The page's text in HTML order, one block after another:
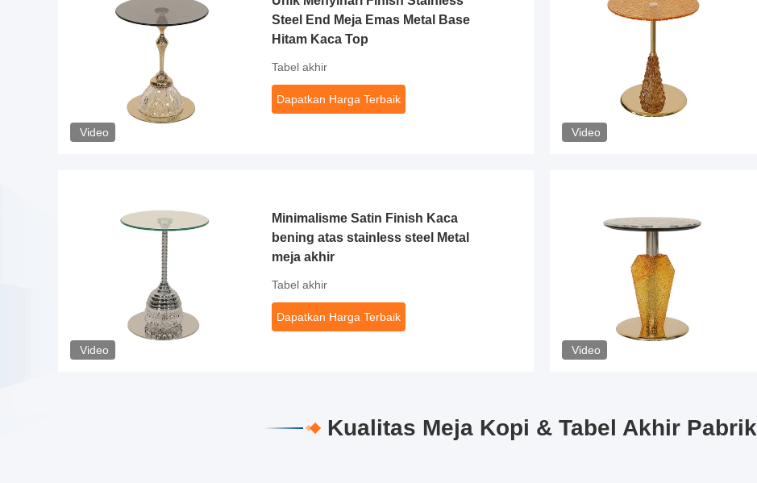
Video
Steel End Meja Emas Metal Base
Hitam Kaca Top
Tabel akhir
Dapatkan Harga Terbaik
Video
Video
Minimalisme Satin Finish Kaca
bening atas stainless steel Metal
meja akhir
Tabel akhir
Dapatkan Harga Terbaik
Video
Kualitas Meja Kopi & Tabel Akhir Pabrik